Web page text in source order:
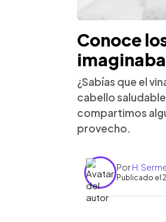
Conoce
¿Sabías que el
cabello
compartimos
provecho.
PorH.
Publicado el